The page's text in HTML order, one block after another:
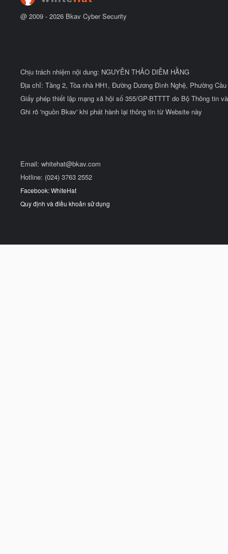
@ 2009 - 2026 Bkav Cyber Security
Chịu trách nhiệm nội dung: NGUYỄN THẢO DIỄM HẰNG
Địa chỉ: Tầng 2, Tòa nhà HH1, Đường Dương Đình Nghệ, Phường
Giấy phép thiết lập mạng xã hội số 355/GP-BTTTT do Bộ Thông tin
Ghi rõ 'nguồn Bkav' khi phát hành lại thông tin từ Website này
Email: whitehat@bkav.com
Hotline: (024) 3763 2552
Facebook: WhiteHat
Quy định và điều khoản sử dụng